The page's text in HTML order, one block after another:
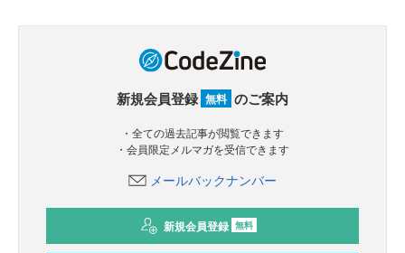
新規会員登録 無料 のご案内
・全ての過去記事が閲覧できます
・会員限定メルマガを受信できます
メールバックナンバー
新規会員登録 無料